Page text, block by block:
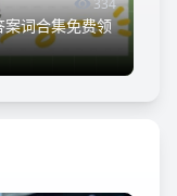
334
案词合集免费领